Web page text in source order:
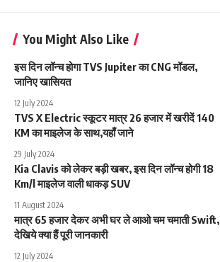
You Might Also Like
इस दिन लॉन्च होगा TVS Jupiter का CNG मॉडल,
जानिए खासियत
12 July 2024
TVS X Electric स्कूटर मात्र 26 हजार में खरीदें 140
KM का माइलेज के साथ,यहाँ जाने
29 July 2024
Kia Clavis को लेकर बड़ी खबर, इस दिन लॉन्च होगी 18
Km/l माइलेज वाली धाकड़ SUV
11 August 2024
मात्र 65 हजार देकर अभी घर ले आओ चम चमाती Swift,
देखिये क्या हैं पूरी जानकारी
12 July 2024